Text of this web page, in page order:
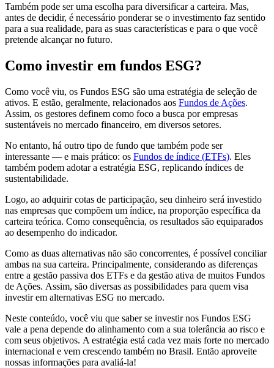
Também pode ser uma escolha para diversificar a carteira. Mas,
antes de decidir, é necessário ponderar se o investimento faz sentido
para a sua realidade, para as suas características e para o que você
pretende alcançar no futuro.
Como investir em fundos ESG?
Como você viu, os Fundos ESG são uma estratégia de seleção de
ativos. E estão, geralmente, relacionados aos Fundos de Ações.
Assim, os gestores definem como foco a busca por empresas
sustentáveis no mercado financeiro, em diversos setores.
No entanto, há outro tipo de fundo que também pode ser
interessante — e mais prático: os Fundos de índice (ETFs). Eles
também podem adotar a estratégia ESG, replicando índices de
sustentabilidade.
Logo, ao adquirir cotas de participação, seu dinheiro será investido
nas empresas que compõem um índice, na proporção específica da
carteira teórica. Como consequência, os resultados são equiparados
ao desempenho do indicador.
Como as duas alternativas não são concorrentes, é possível conciliar
ambas na sua carteira. Principalmente, considerando as diferenças
entre a gestão passiva dos ETFs e da gestão ativa de muitos Fundos
de Ações. Assim, são diversas as possibilidades para quem visa
investir em alternativas ESG no mercado.
Neste conteúdo, você viu que saber se investir nos Fundos ESG
vale a pena depende do alinhamento com a sua tolerância ao risco e
com seus objetivos. A estratégia está cada vez mais forte no mercado
internacional e vem crescendo também no Brasil. Então aproveite
nossas informações para avaliá-la!